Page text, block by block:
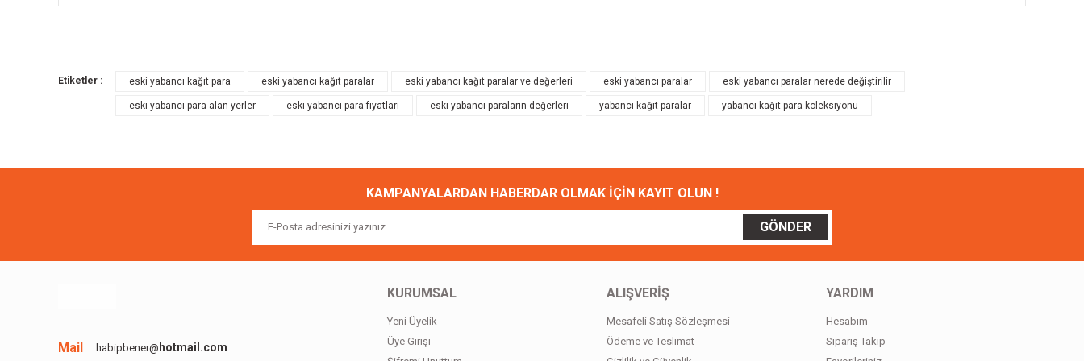
Yorum Yaz
Ürün resmi kalitesiz, bozuk veya görüntülenemiyor.
Ürün açıklamasında eksik bilgiler bulunuyor.
Etiketler : eski yabancı kağıt para eski yabancı kağıt paralar eski yabancı kağıt paralar ve değerleri eski yabancı paralar eski yabancı paralar nerede değiştirilir
eski yabancı para alan yerler eski yabancı para fiyatları eski yabancı paraların değerleri yabancı kağıt paralar yabancı kağıt para koleksiyonu
KAMPANYALARDAN HABERDAR OLMAK İÇİN KAYIT OLUN !
GÖNDER
Mail : habipbener@ hotmail.com
KURUMSAL
Yeni Üyelik
Üye Girişi
ALIŞVERİŞ
Mesafeli Satış Sözleşmesi
Ödeme ve Teslimat
YARDIM
Hesabım
Sipariş Takip